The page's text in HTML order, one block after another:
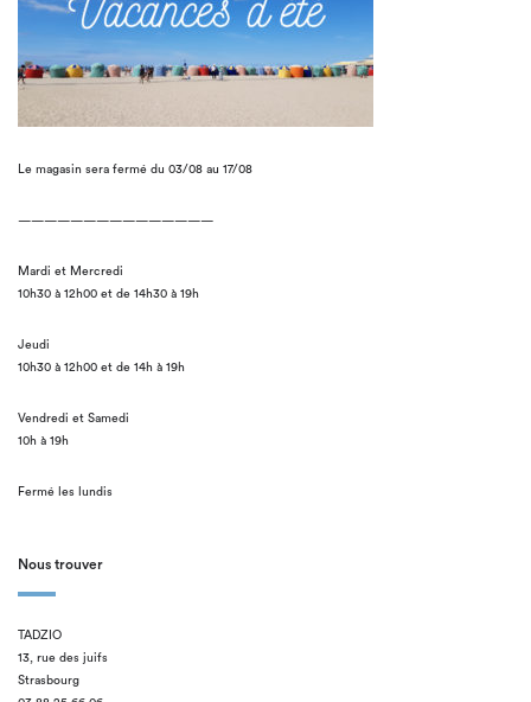
Le magasin sera fermé du 03/08 au 17/08
———————————————
Mardi et Mercredi
10h30 à 12h00 et de 14h30 à 19h
Jeudi
10h30 à 12h00 et de 14h à 19h
Vendredi et Samedi
10h à 19h
Fermé les lundis
Nous trouver
TADZIO
13, rue des juifs
Strasbourg